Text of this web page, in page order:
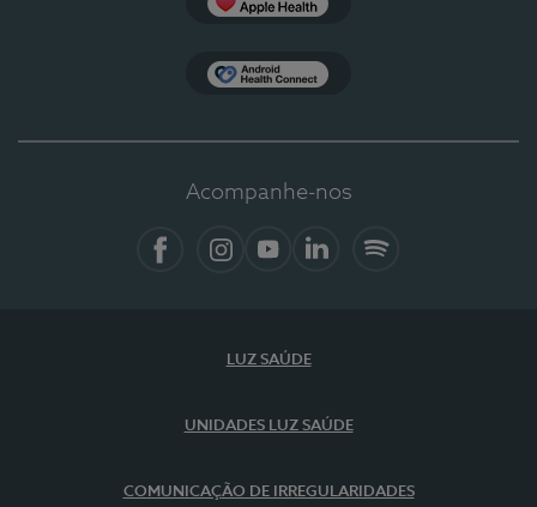
Acompanhe-nos
LUZ SAÚDE
UNIDADES LUZ SAÚDE
COMUNICAÇÃO DE IRREGULARIDADES